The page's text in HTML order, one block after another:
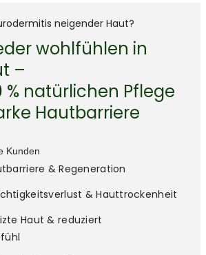
neigender Haut?
wohlfühlen in
–
% natürlichen Pflege
Hautbarriere
Kunden
& Regeneration
& Hauttrockenheit
Haut & reduziert